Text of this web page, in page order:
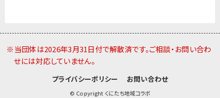
※当団体は2026年3月31日付で解散済です。ご相談・お問い合わ
せには対応していません。
プライバシーポリシー お問い合わせ
© Copyright くにたち地域コラボ